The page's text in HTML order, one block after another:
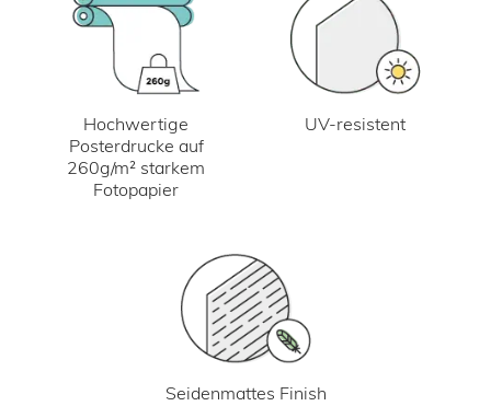
Hochwertige
Posterdrucke auf
260g/m² starkem
Fotopapier
UV-resistent
Seidenmattes Finish